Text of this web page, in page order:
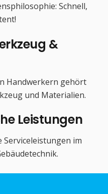
Schnell,
&
Handwerkern gehört
und Materialien.
Leistungen
im